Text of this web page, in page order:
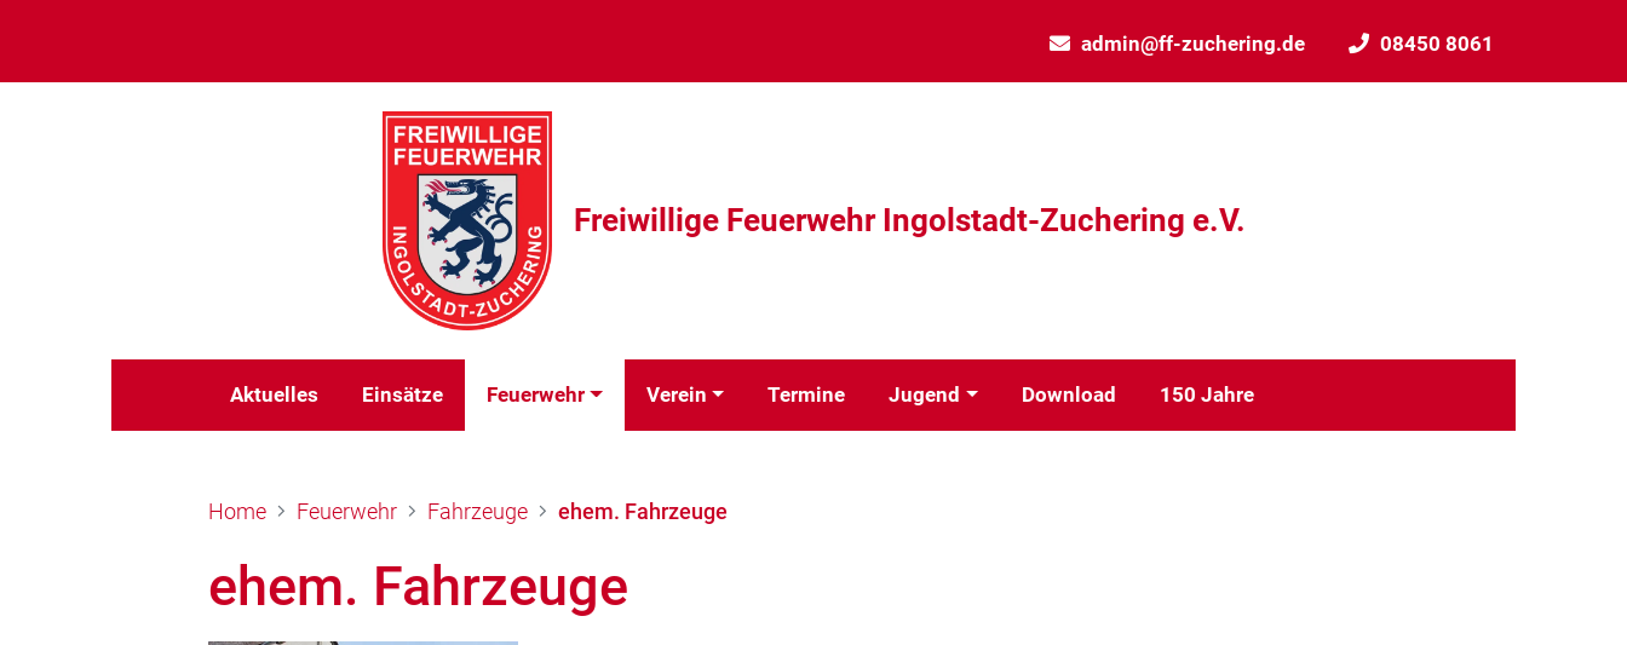
admin@ff-zuchering.de 08450 8061
Freiwillige Feuerwehr Ingolstadt-Zuchering e.V.
Aktuelles Einsätze Feuerwehr Verein Termine Jugend Download 150 Jahre
Home Feuerwehr Fahrzeuge ehem. Fahrzeuge
ehem. Fahrzeuge